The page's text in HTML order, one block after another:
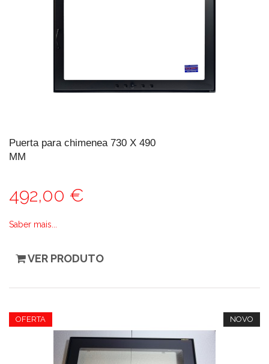
Puerta para chimenea 730 X 490
MM
492,00 €
Saber mais...
VER PRODUTO
NOVO
OFERTA